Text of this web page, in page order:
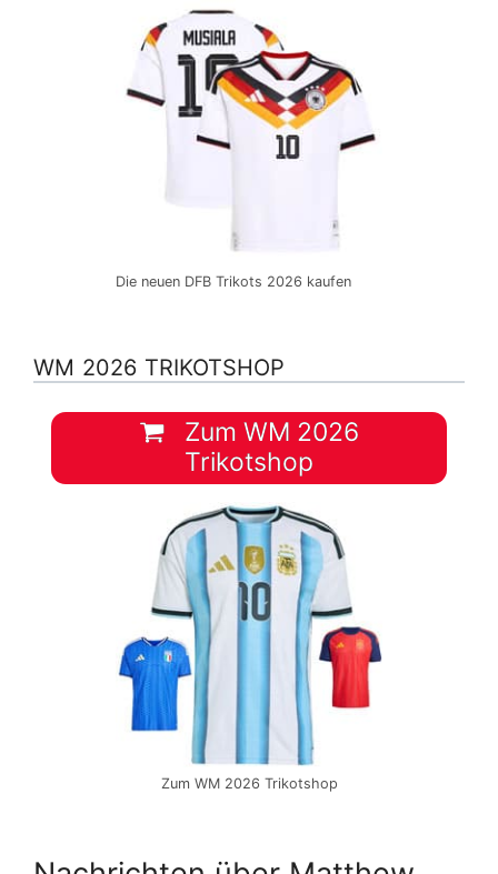
Die neuen DFB Trikots 2026 kaufen
WM 2026 TRIKOTSHOP
Zum WM 2026
Trikotshop
Zum WM 2026 Trikotshop